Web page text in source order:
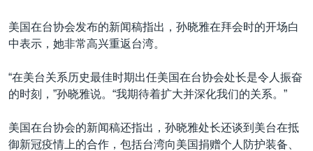
美国在台协会发布的新闻稿指出，孙晓雅在拜会时的开场白
中表示，她非常高兴重返台湾。
“在美台关系历史最佳时期出任美国在台协会处长是令人振奋
的时刻，”孙晓雅说。“我期待着扩大并深化我们的关系。”
美国在台协会的新闻稿还指出，孙晓雅处长还谈到美台在抵
御新冠疫情上的合作，包括台湾向美国捐赠个人防护装备、